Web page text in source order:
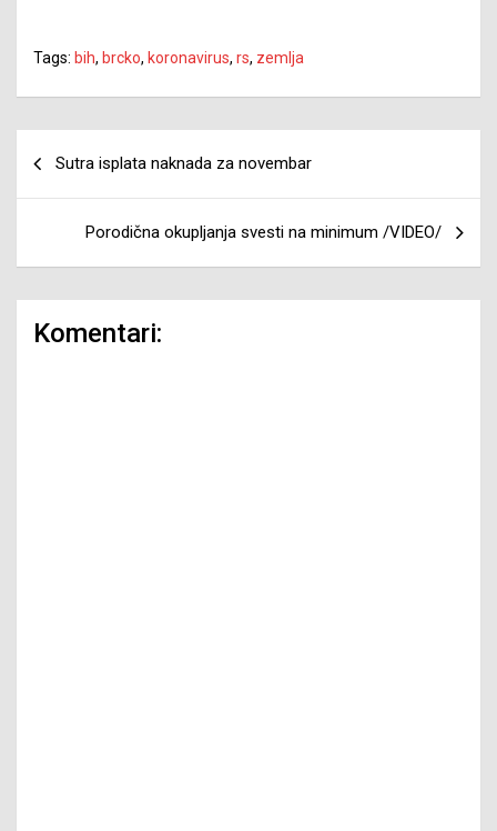
Tags: bih, brcko, koronavirus, rs, zemlja
članaka
Sutra isplata naknada za novembar
Porodična okupljanja svesti na minimum /VIDEO/
Komentari: